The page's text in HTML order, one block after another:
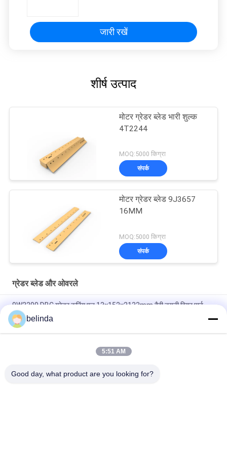
जारी रखें
शीर्ष उत्पाद
मोटर ग्रेडर ब्लेड भारी शुल्क
4T2244
MOQ:5000 किग्रा
संपर्क
मोटर ग्रेडर ब्लेड 9J3657
16MM
MOQ:5000 किग्रा
संपर्क
ग्रेडर ब्लेड और ओवरले
9W2299 DBC ग्रेडर कटिंग एज 13×152×2133mm हैवी ड्यूटी वियर पार्ट
28KG
1093116 डीबीएफ बुलडोजर कटिंग एज 45×330×1216 मिमी हैवी ड्यूटी ब्लेड
belinda
5:51 AM
Good day, what product are you looking for?